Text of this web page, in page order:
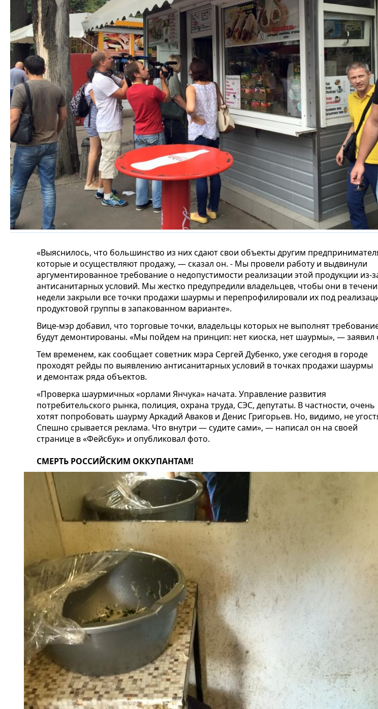
«Выяснилось, что большинство из них сдают свои объекты другим
которые и осуществляют продажу, — сказал он. - Мы провели работу и выдвинули
аргументированное требование о недопустимости реализации этой продукции из-
антисанитарных условий. Мы жестко предупредили владельцев, чтобы они в
недели закрыли все точки продажи шаурмы и перепрофилировали их под
продуктовой группы в запакованном варианте».
Вице-мэр добавил, что торговые точки, владельцы которых не выполнят
будут демонтированы. «Мы пойдем на принцип: нет киоска, нет шаурмы», — заявил
Тем временем, как сообщает советник мэра Сергей Дубенко, уже сегодня в городе
проходят рейды по выявлению антисанитарных условий в точках продажи шаурмы
и демонтаж ряда объектов.
«Проверка шаурмичных «орлами Янчука» начата. Управление развития
потребительского рынка, полиция, охрана труда, СЭС, депутаты. В частности, очень
хотят попробовать шаурму Аркадий Аваков и Денис Григорьев. Но, видимо, не
Спешно срывается реклама. Что внутри — судите сами», — написал он на своей
странице в «Фейсбук» и опубликовал фото.
СМЕРТЬ РОССИЙСКИМ ОККУПАНТАМ!